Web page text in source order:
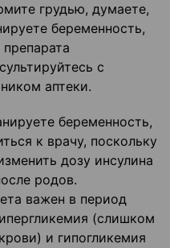
грудью, думаете,
беременность,
с
аптеки.
беременность,
к врачу, поскольку
дозу инсулина
родов.
важен в период
(слишком
и гипогликемия